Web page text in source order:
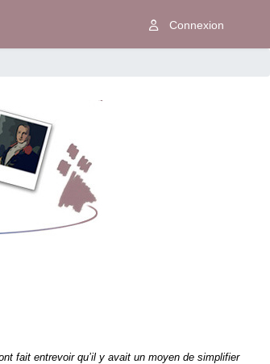
fait entrevoir qu’il y avait un moyen de simplifier